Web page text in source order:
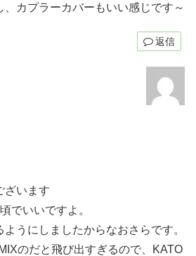
カプラーカバーもいい感じです～
返信
ざいます
でいいですよ。
うにしましたからなおさらです。
のだと飛び出すぎるので、KATO